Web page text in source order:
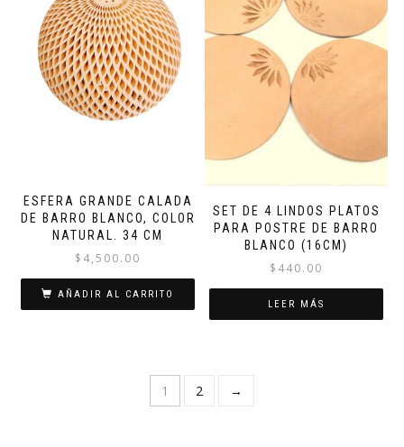
ESFERA GRANDE CALADA
DE BARRO BLANCO, COLOR
NATURAL. 34 CM
$ 4,500.00
AÑADIR AL CARRITO
SET DE 4 LINDOS PLATOS
PARA POSTRE DE BARRO
BLANCO (16CM)
$ 440.00
LEER MÁS
1 2 →